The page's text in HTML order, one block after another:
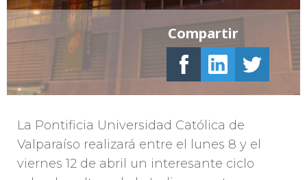
La Pontificia Universidad Católica de
Valparaíso realizará entre el lunes 8 y el
viernes 12 de abril un interesante ciclo
Compartir